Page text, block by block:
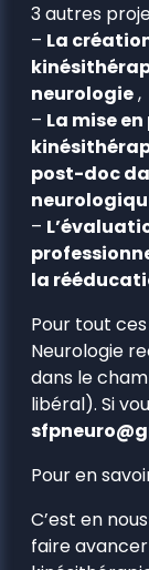
3 autres
– La
neurologie,
– La mise
post-doc
–
la
Pour tout
Neurologie
dans le
libéral). Si
Pour en
C’est en
faire